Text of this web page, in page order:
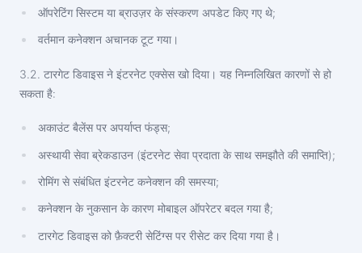
ऑपरेटिंग सिस्टम या ब्राउज़र के संस्करण अपडेट किए गए थे;
वर्तमान कनेक्शन अचानक टूट गया।
3.2. टारगेट डिवाइस ने इंटरनेट एक्सेस खो दिया। यह निम्नलिखित कारणों से हो
सकता है:
अकाउंट बैलेंस पर अपर्याप्त फंड्स;
अस्थायी सेवा ब्रेकडाउन (इंटरनेट सेवा प्रदाता के साथ समझौते की समाप्ति);
रोमिंग से संबंधित इंटरनेट कनेक्शन की समस्या;
कनेक्शन के नुकसान के कारण मोबाइल ऑपरेटर बदल गया है;
टारगेट डिवाइस को फ़ैक्टरी सेटिंग्स पर रीसेट कर दिया गया है।